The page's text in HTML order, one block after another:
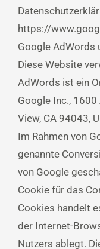
https://
Google AdWords
Diese Website
AdWords ist ein
Google Inc.,
View, CA 94043,
Im Rahmen von
genannte
von Google
Cookie für das
Cookies handelt
der Internet-
Nutzers ablegt.